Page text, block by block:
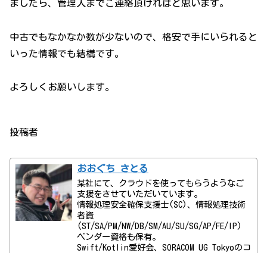
ましたら、管理人までご連絡頂ければと思います。
中古でもなかなか数が少ないので、格安で手にいられると
いった情報でも結構です。
よろしくお願いします。
投稿者
おおぐち さとる
某社にて、クラウドを使ってもらうようなご
支援をさせていただいています。
情報処理安全確保支援士(SC)、情報処理技術
者資
(ST/SA/PM/NW/DB/SM/AU/SU/SG/AP/FE/IP)
ベンダー資格も保有。
Swift/Kotlin愛好会、SORACOM UG Tokyoのコ